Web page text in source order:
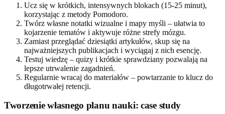
Ucz się w krótkich, intensywnych blokach (15-25 minut),
korzystając z metody Pomodoro.
Twórz własne notatki wizualne i mapy myśli – ułatwia to
kojarzenie tematów i aktywuje różne strefy mózgu.
Zamiast przeglądać dziesiątki artykułów, skup się na
najważniejszych publikacjach i wyciągaj z nich esencję.
Testuj wiedzę – quizy i krótkie sprawdziany pozwalają na
lepsze utrwalenie zagadnień.
Regularnie wracaj do materiałów – powtarzanie to klucz do
długotrwałej retencji.
Tworzenie własnego planu nauki: case study